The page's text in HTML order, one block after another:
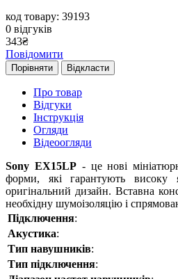
код товару: 39193
0 відгуків
343₴
Повідомити
Порівняти Відкласти
Про товар
Відгуки
Інструкція
Огляди
Відеоогляди
Sony EX15LP- це нові
форми, які гарантують високу
оригінальний дизайн. Вставна
необхідну шумоізоляцію і
Підключення:
Акустика:
Тип навушників:
Тип підключення: